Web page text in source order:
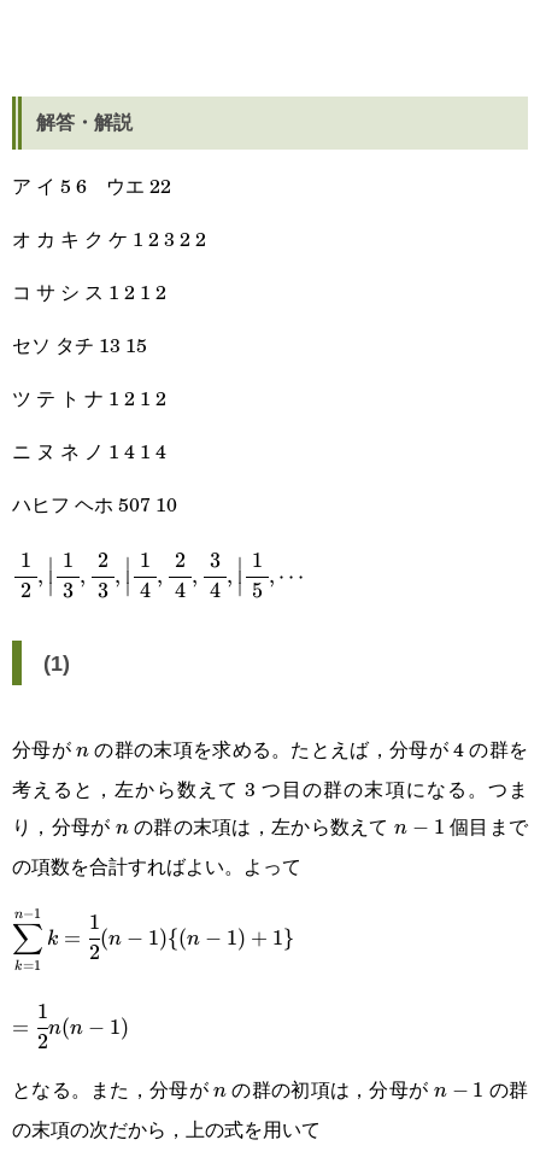
解答・解説
ア イ 5 6 ウエ 22
オ カ キ ク ケ 1 2 3 2 2
コ サ シ ス 1 2 1 2
セソ タチ 13 15
ツ テ ト ナ 1 2 1 2
ニ ヌ ネ ノ 1 4 1 4
ハヒフ ヘホ 507 10
\cfrac{\space1\space}
{2},\Big|\cfrac{\space1\space}
{3},\cfrac{\space2\space}
{3},\Big|\cfrac{\space1\space}
{4},\Big|\cfrac{\space1\space}
{5},\cdots
2
1
,
∣
∣
3
1
,
3
2
,
∣
∣
4
1
,
4
2
,
4
3
,
∣
∣
5
1
, ⋯
(1)
分母がn
n の群の末項を求める。たとえば，分母が 4 の群を
考えると，左から数えて 3 つ目の群の末項になる。つま
り，分母が n
nの群の末項は，左から数えてn-
n − 1 個目まで
の項数を合計すればよい。よって
\displaystyle\sum_{k=1}^{n-
1} k=\cfrac{1}{2}(n-1)\{(n-
1)+1\}
k=1
∑
n−1
k =
2
1
(n − 1){(n − 1) + 1}
=\cfrac{1}
{2}n(n-1)
=
2
1
n(n − 1)
となる。また，分母がn
n の群の初項は，分母が n-
n − 1 の群
の末項の次だから，上の式を用いて